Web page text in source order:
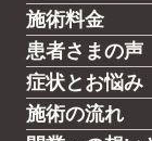
施術料金
患者さまの声
症状とお悩み
施術の流れ